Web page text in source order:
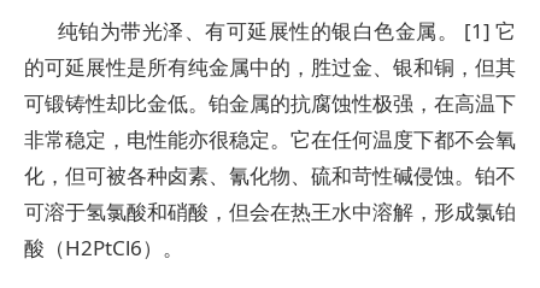
纯铂为带光泽、有可延展性的银白色金属。 [1] 它
的可延展性是所有纯金属中的，胜过金、银和铜，但其
可锻铸性却比金低。铂金属的抗腐蚀性极强，在高温下
非常稳定，电性能亦很稳定。它在任何温度下都不会氧
化，但可被各种卤素、氰化物、硫和苛性碱侵蚀。铂不
可溶于氢氯酸和硝酸，但会在热王水中溶解，形成氯铂
酸（H2PtCl6）。